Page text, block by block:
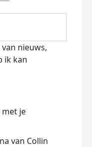
nieuws,
ik kan
met je
van Collin